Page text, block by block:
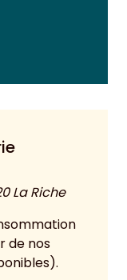
La Riche
de nos